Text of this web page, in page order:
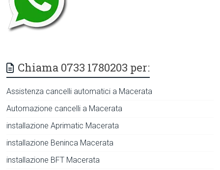
Chiama 0733 1780203 per:
Assistenza cancelli automatici a Macerata
Automazione cancelli a Macerata
installazione Aprimatic Macerata
installazione Beninca Macerata
installazione BFT Macerata